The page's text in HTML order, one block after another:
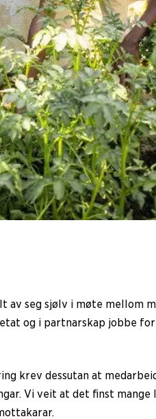
seg sjølv i møte mellom
og i partnarskap jobbe
krev dessutan at
Vi veit at det finst mange